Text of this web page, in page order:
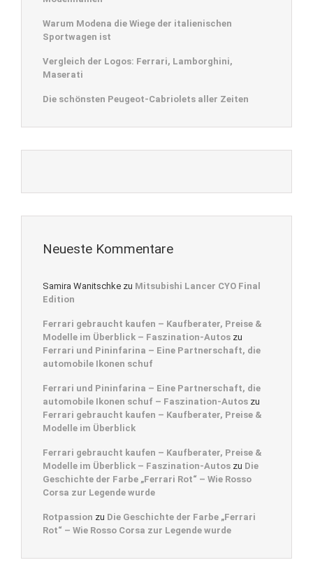
Warum Modena die Wiege der italienischen
Sportwagen ist
Vergleich der Logos: Ferrari, Lamborghini,
Maserati
Die schönsten Peugeot-Cabriolets aller Zeiten
Neueste Kommentare
Samira Wanitschke zu Mitsubishi Lancer CYO Final
Edition
Ferrari gebraucht kaufen – Kaufberater, Preise &
Modelle im Überblick – Faszination-Autos zu
Ferrari und Pininfarina – Eine Partnerschaft, die
automobile Ikonen schuf
Ferrari und Pininfarina – Eine Partnerschaft, die
automobile Ikonen schuf – Faszination-Autos zu
Ferrari gebraucht kaufen – Kaufberater, Preise &
Modelle im Überblick
Ferrari gebraucht kaufen – Kaufberater, Preise &
Modelle im Überblick – Faszination-Autos zu Die
Geschichte der Farbe „Ferrari Rot“ – Wie Rosso
Corsa zur Legende wurde
Rotpassion zu Die Geschichte der Farbe „Ferrari
Rot“ – Wie Rosso Corsa zur Legende wurde